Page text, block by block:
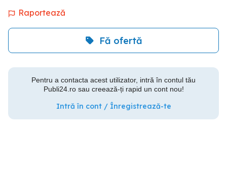
Raportează
Fă ofertă
Pentru a contacta acest utilizator, intră în contul tău
Publi24.ro sau creează-ți rapid un cont nou!
Intră în cont / Înregistrează-te